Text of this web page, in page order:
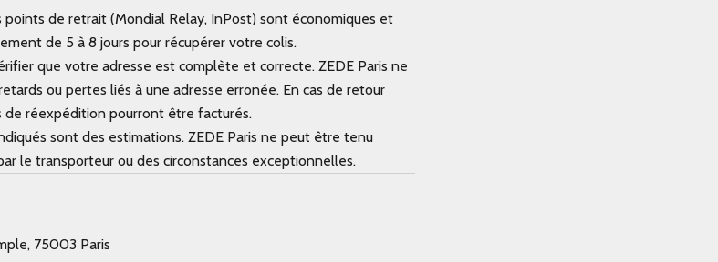
points de retrait (Mondial Relay, InPost) sont économiques et
de 5 à 8 jours pour récupérer votre colis.
que votre adresse est complète et correcte. ZEDE Paris ne
ou pertes liés à une adresse erronée. En cas de retour
de réexpédition pourront être facturés.
sont des estimations. ZEDE Paris ne peut être tenu
le transporteur ou des circonstances exceptionnelles.
75003 Paris